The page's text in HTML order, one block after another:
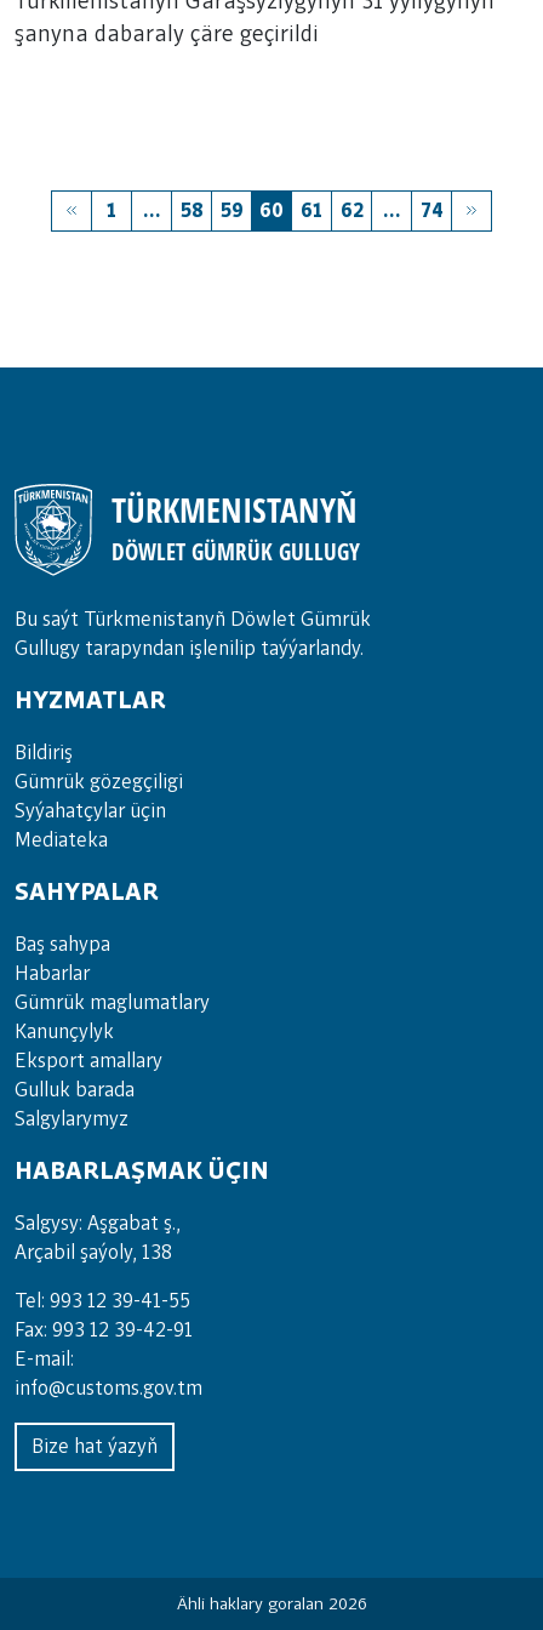
şanyna dabaraly çäre geçirildi
1 ... 58 59 60 61 62 ... 74
TÜRKMENISTANYŇ
DÖWLET GÜMRÜK GULLUGY
Bu saýt Türkmenistanyñ Döwlet Gümrük
Gullugy tarapyndan işlenilip taýýarlandy.
HYZMATLAR
Bil­di­riş
Güm­rük gö­zeg­çi­li­gi
Sy­ýa­hat­çy­lar ü­çin
Media­teka
SAHYPALAR
Baş sahypa
Habarlar
Gümrük maglumatlary
Kanunçylyk
Eksport amallary
Gulluk barada
Salgylarymyz
HABARLAŞMAK ÜÇIN
Salgysy: Aşgabat ş.,
Arçabil şaýoly, 138
Tel: 993 12 39-41-55
Fax: 993 12 39-42-91
E-mail:
info@customs.gov.tm
Bize hat ýazyň
Ähli haklary goralan 2026